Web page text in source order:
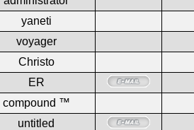
yaneti
voyager
Christo
ER
compound ™
untitled